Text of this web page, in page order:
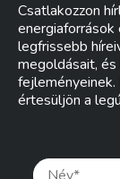
Csatlakozzon
legfrissebb
megoldásait,
értesüljön a